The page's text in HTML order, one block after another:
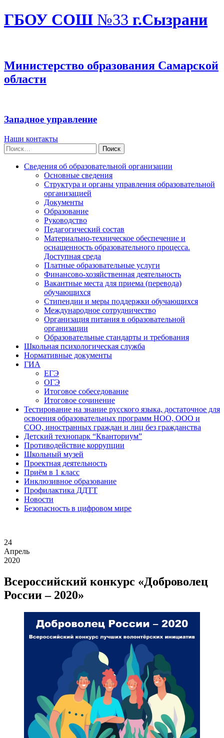
ГБОУ СОШ №33 г.Сызрани
Министерство образования Самарской
области
Западное управление
Наши контакты
Найти:
Сведения об образовательной организации
Основные сведения
Структура и органы управления образовательной
организацией
Документы
Образование
Руководство
Педагогический состав
Материально-техническое обеспечение и
оснащенность образовательного процесса.
Доступная среда
Платные образовательные услуги
Финансово-хозяйственная деятельность
Вакантные места для приема (перевода)
обучающихся
Стипендии и меры поддержки обучающихся
Международное сотрудничество
Организация питания в образовательной
организации
Образовательные стандарты и требования
Школьная психологическая служба
Нормативные документы
ГИА
ЕГЭ
ОГЭ
Итоговое собеседование
Итоговое сочинение
Тестирование на знание русского языка, достаточное для
освоения образовательных программ НОО, ООО и
СОО, иностранных граждан и лиц без гражданства
Детский технопарк “Кванториум”
Противодействие коррупции
Школьный музей
Проектная деятельность
Приём в 1 класс
Инклюзивное образование
Профилактика ДДТТ
Новости
Безопасность в цифровом мире
24
Апрель
2020
Всероссийский конкурс «Доброволец
России – 2020»